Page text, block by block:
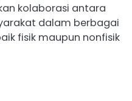
kolaborasi antara
dalam berbagai
fisik maupun nonfisik